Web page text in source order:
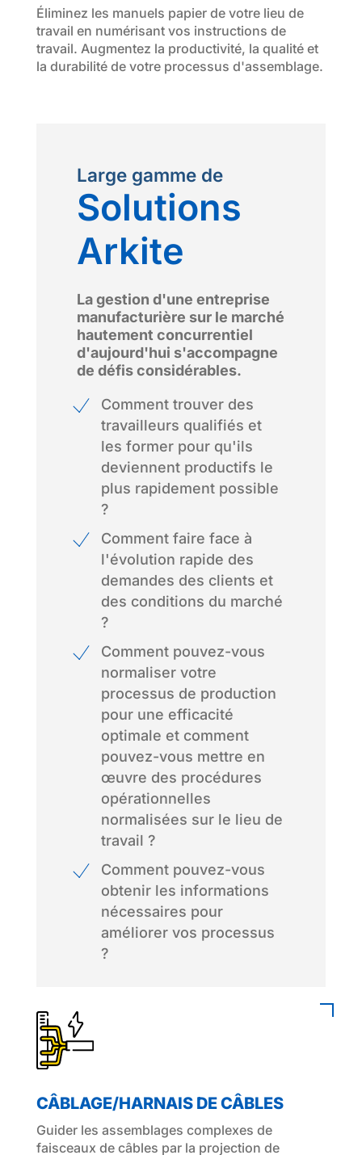
Éliminez les manuels papier de votre lieu de
travail en numérisant vos instructions de
travail. Augmentez la productivité, la qualité et
la durabilité de votre processus d'assemblage.
Large gamme de
Solutions
Arkite
La gestion d'une entreprise
manufacturière sur le marché
hautement concurrentiel
d'aujourd'hui s'accompagne
de défis considérables.
Comment trouver des
travailleurs qualifiés et
les former pour qu'ils
deviennent productifs le
plus rapidement possible
?
Comment faire face à
l'évolution rapide des
demandes des clients et
des conditions du marché
?
Comment pouvez-vous
normaliser votre
processus de production
pour une efficacité
optimale et comment
pouvez-vous mettre en
œuvre des procédures
opérationnelles
normalisées sur le lieu de
travail ?
Comment pouvez-vous
obtenir les informations
nécessaires pour
améliorer vos processus
?
CÂBLAGE/HARNAIS DE CÂBLES
Guider les assemblages complexes de
faisceaux de câbles par la projection de